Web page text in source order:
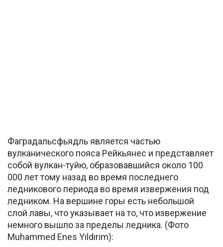
Фаградальсфьядль является частью
вулканического пояса Рейкьянес и представляет
собой вулкан-туйю, образовавшийся около 100
000 лет тому назад во время последнего
ледникового периода во время извержения под
ледником. На вершине горы есть небольшой
слой лавы, что указывает на то, что извержение
немного вышло за пределы ледника. (Фото
Muhammed Enes Yıldırım):